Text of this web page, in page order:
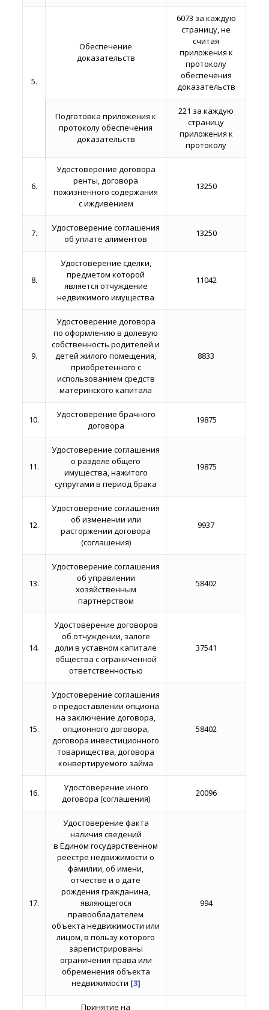
5.
Обеспечение
доказательств
6073 за каждую
страницу, не
считая
приложения к
протоколу
обеспечения
доказательств
Подготовка приложения к
протоколу обеспечения
доказательств
221 за каждую
страницу
приложения к
протоколу
6.
Удостоверение договора
ренты, договора
пожизненного содержания
с иждивением
13250
7.
Удостоверение соглашения
об уплате алиментов
13250
8.
Удостоверение сделки,
предметом которой
является отчуждение
недвижимого имущества
11042
9.
Удостоверение договора
по оформлению в долевую
собственность родителей и
детей жилого помещения,
приобретенного с
использованием средств
материнского капитала
8833
10.
Удостоверение брачного
договора
19875
11.
Удостоверение соглашения
о разделе общего
имущества, нажитого
супругами в период брака
19875
12.
Удостоверение соглашения
об изменении или
расторжении договора
(соглашения)
9937
13.
Удостоверение соглашения
об управлении
хозяйственным
партнерством
58402
14.
Удостоверение договоров
об отчуждении, залоге
доли в уставном капитале
общества с ограниченной
ответственностью
37541
15.
Удостоверение соглашения
о предоставлении опциона
на заключение договора,
опционного договора,
договора инвестиционного
товарищества, договора
конвертируемого займа
58402
16.
Удостоверение иного
договора (соглашения)
20096
17.
Удостоверение факта
наличия сведений
в Едином государственном
реестре недвижимости о
фамилии, об имени,
отчестве и о дате
рождения гражданина,
являющегося
правообладателем
объекта недвижимости или
лицом, в пользу которого
зарегистрированы
ограничения права или
обременения объекта
недвижимости [3]
994
Принятие на